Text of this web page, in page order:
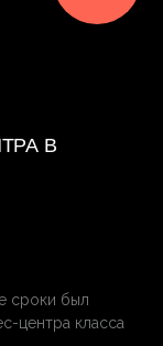
В
сроки был
центра класса